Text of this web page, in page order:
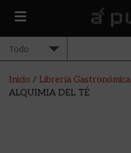
Inicio / Librería Gastronómica
ALQUIMIA DEL TÉ